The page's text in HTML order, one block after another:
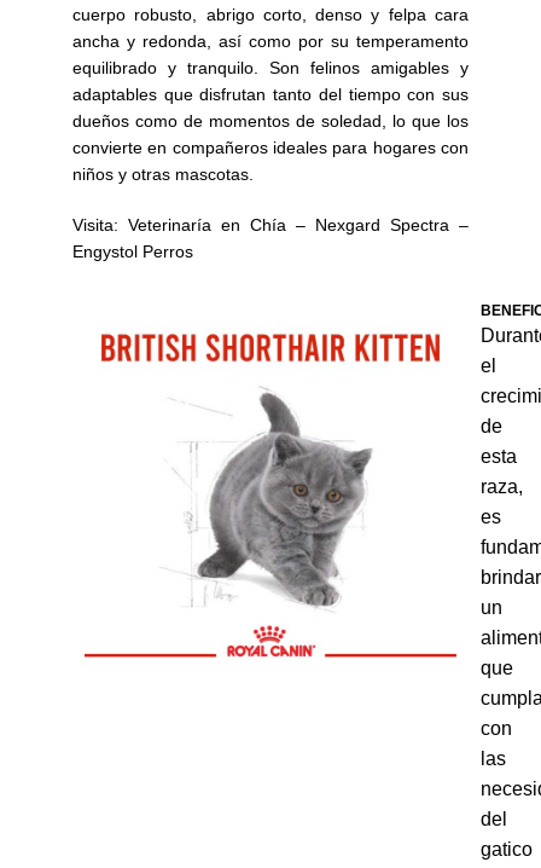
cuerpo robusto, abrigo corto, denso y felpa cara
ancha y redonda, así como por su temperamento
equilibrado y tranquilo. Son felinos amigables y
adaptables que disfrutan tanto del tiempo con sus
dueños como de momentos de soledad, lo que los
convierte en compañeros ideales para hogares con
niños y otras mascotas.
Visita: Veterinaría en Chía – Nexgard Spectra –
Engystol Perros
el
de
esta
raza,
es
brindar
un
que
con
las
del
gatico